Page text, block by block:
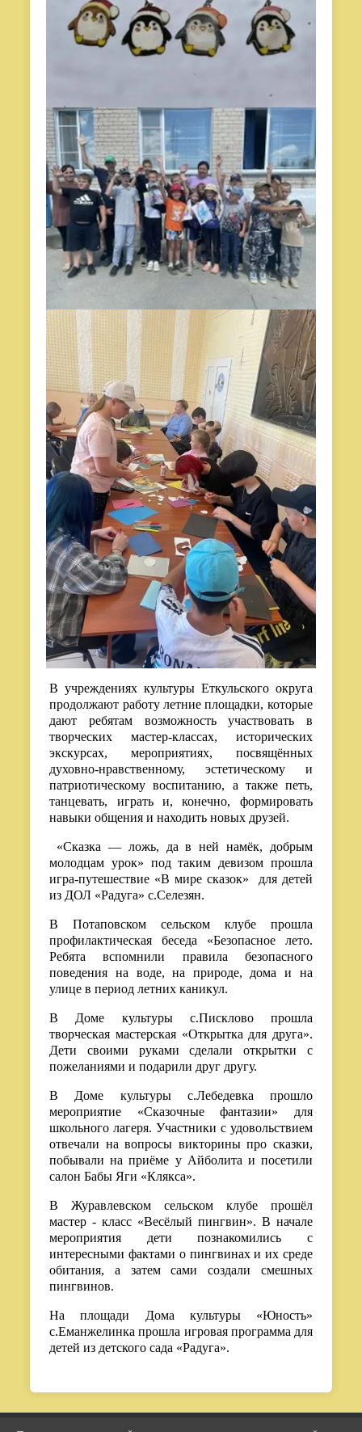
В учреждениях культуры Еткульского округа
продолжают работу летние площадки, которые
дают ребятам возможность участвовать в
творческих мастер-классах, исторических
экскурсах, мероприятиях, посвящённых
духовно-нравственному, эстетическому и
патриотическому воспитанию, а также петь,
танцевать, играть и, конечно, формировать
навыки общения и находить новых друзей.
«Сказка — ложь, да в ней намёк, добрым
молодцам урок» под таким девизом прошла
игра-путешествие «В мире сказок» для детей
из ДОЛ «Радуга» с.Селезян.
В Потаповском сельском клубе прошла
профилактическая беседа «Безопасное лето.
Ребята вспомнили правила безопасного
поведения на воде, на природе, дома и на
улице в период летних каникул.
В Доме культуры с.Писклово прошла
творческая мастерская «Открытка для друга».
Дети своими руками сделали открытки с
пожеланиями и подарили друг другу.
В Доме культуры с.Лебедевка прошло
мероприятие «Сказочные фантазии» для
школьного лагеря. Участники с удовольствием
отвечали на вопросы викторины про сказки,
побывали на приёме у Айболита и посетили
салон Бабы Яги «Клякса».
В Журавлевском сельском клубе прошёл
мастер - класс «Весёлый пингвин». В начале
мероприятия дети познакомились с
интересными фактами о пингвинах и их среде
обитания, а затем сами создали смешных
пингвинов.
На площади Дома культуры «Юность»
с.Еманжелинка прошла игровая программа для
детей из детского сада «Радуга».